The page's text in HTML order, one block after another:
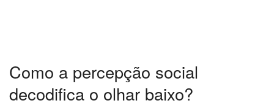
Como a percepção social
decodifica o olhar baixo?